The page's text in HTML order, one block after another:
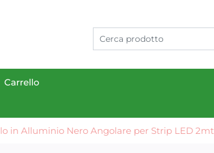
Carrello
in Alluminio Nero Angolare per Strip LED 2mt